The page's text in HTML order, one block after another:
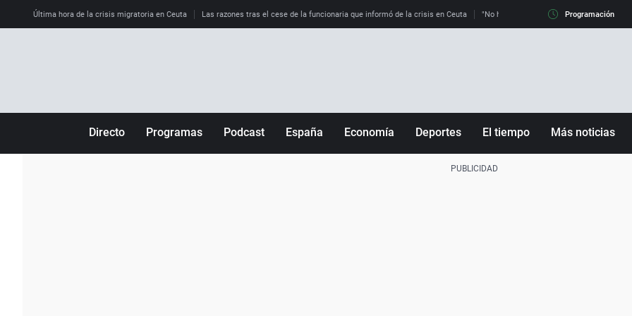
Última hora de la crisis migratoria en Ceuta Las razones tras el cese de la funcionaria que informó de la crisis en Ceuta "No hay mafias, que no nos engañen":
Programación
Directo Programas Podcast España Economía Deportes El tiempo Más noticias